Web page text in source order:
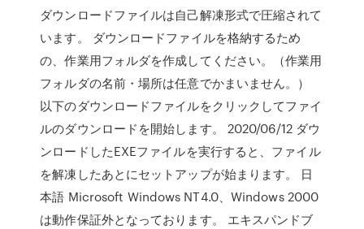
ダウンロードファイルは自己解凍形式で圧縮されて
います。 ダウンロードファイルを格納するため
の、作業用フォルダを作成してください。（作業用
フォルダの名前・場所は任意でかまいません。）
以下のダウンロードファイルをクリックしてファイ
ルのダウンロードを開始します。 2020/06/12 ダウ
ンロードしたEXEファイルを実行すると、ファイル
を解凍したあとにセットアップが始まります。 日
本語 Microsoft Windows NT4.0、Windows 2000
は動作保証外となっております。 エキスパンドブ